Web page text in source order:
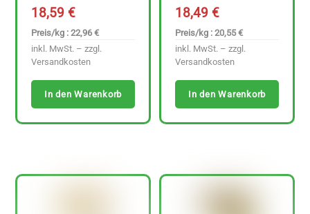
18,59€
Preis/kg : 22,96 €
inkl. MwSt. – zzgl.
Versandkosten
In den Warenkorb
18,49€
Preis/kg : 20,55 €
inkl. MwSt. – zzgl.
Versandkosten
In den Warenkorb